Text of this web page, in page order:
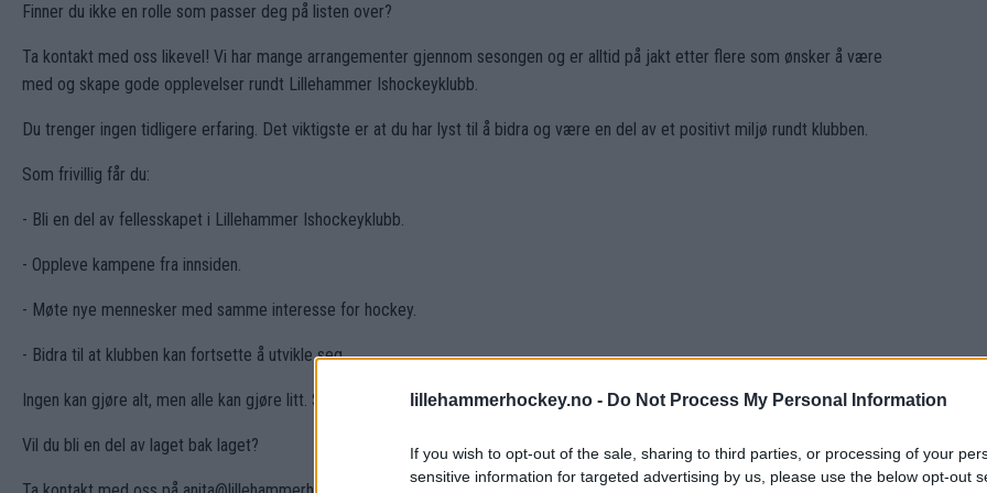
lillehammerhockey.no - Do Not Process My Personal Information
If you wish to opt-out of the sale, sharing to third parties, or processing of your
sensitive information for targeted advertising by us, please use the below opt-out
Finner du ikke en rolle som passer deg på listen over?
Ta kontakt med oss likevel! Vi har mange arrangementer gjennom sesongen og er alltid på jakt etter flere som ønsker å være
med og skape gode opplevelser rundt Lillehammer Ishockeyklubb.
Du trenger ingen tidligere erfaring. Det viktigste er at du har lyst til å bidra og være en del av et positivt miljø rundt klubben.
Som frivillig får du:
- Bli en del av fellesskapet i Lillehammer Ishockeyklubb.
- Oppleve kampene fra innsiden.
- Møte nye mennesker med samme interesse for hockey.
- Bidra til at klubben kan fortsette å utvikle seg.
Ingen kan gjøre alt, men alle kan gjøre litt. Sammen skaper vi opplevelsene i Eidsiva Arena.
Vil du bli en del av laget bak laget?